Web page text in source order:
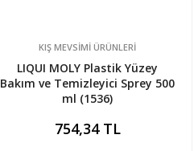
KIŞ MEVSİMİ ÜRÜNLERİ
LIQUI MOLY Plastik Yüzey
Bakım ve Temizleyici Sprey 500
ml (1536)
754,34 TL